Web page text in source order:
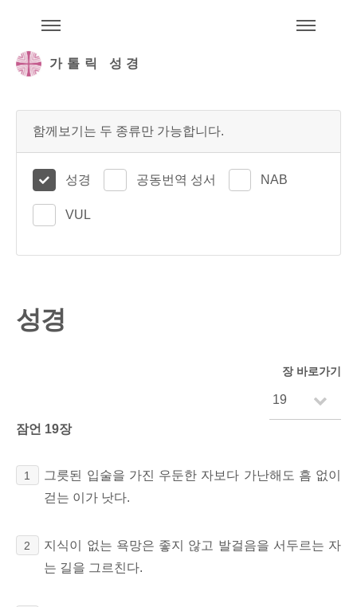
가톨릭 성경
함께보기는 두 종류만 가능합니다.
성경 공동번역 성서 NAB
VUL
성경
장 바로가기
잠언 19장
1 그릇된 입술을 가진 우둔한 자보다 가난해도 흠 없이
걷는 이가 낫다.
2 지식이 없는 욕망은 좋지 않고 발걸음을 서두르는 자
는 길을 그르친다.